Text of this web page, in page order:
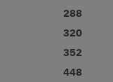
288
320
352
448